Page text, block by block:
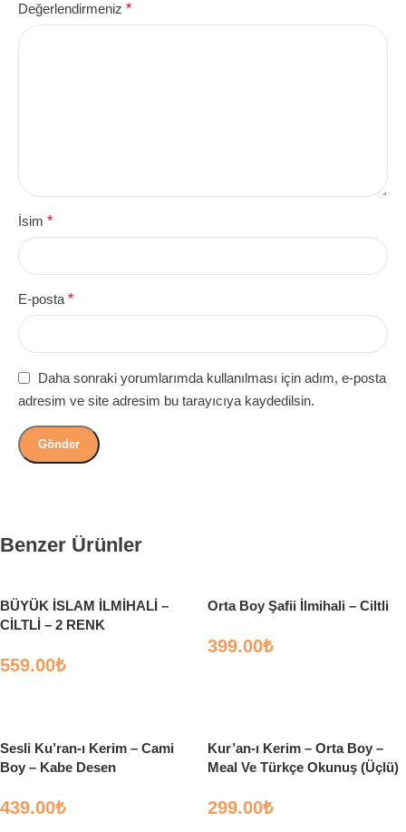
Değerlendirmeniz *
İsim *
E-posta *
Daha sonraki yorumlarımda kullanılması için adım, e-posta
adresim ve site adresim bu tarayıcıya kaydedilsin.
Benzer Ürünler
BÜYÜK İSLAM İLMİHALİ –
CİLTLİ – 2 RENK
559.00₺
Orta Boy Şafii İlmihali – Ciltli
399.00₺
Sesli Ku’ran-ı Kerim – Cami
Boy – Kabe Desen
439.00₺
Kur’an-ı Kerim – Orta Boy –
Meal Ve Türkçe Okunuş (Üçlü)
299.00₺